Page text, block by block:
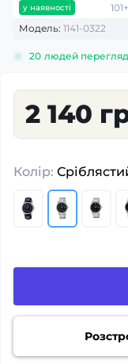
у наявності
Модель: 1141-0322
20 людей
2 140
Колір: